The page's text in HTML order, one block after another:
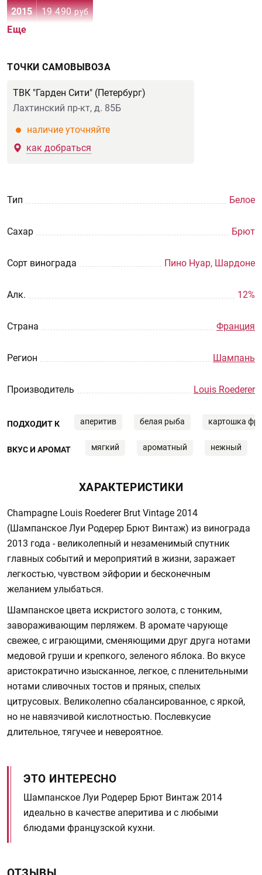
2015 19 490руб
Еще
ТОЧКИ САМОВЫВОЗА
ТВК "Гарден Сити" (Петербург)
Лахтинский пр-кт, д. 85Б
наличие уточняйте
как добраться
Тип Белое
Сахар Брют
Сорт винограда Пино Нуар, Шардоне
Aлк. 12%
Страна Франция
Регион Шампань
Производитель Louis Roederer
ПОДХОДИТ К аперитив белая рыба картошка
ВКУС И АРОМАТ мягкий ароматный нежный
ХАРАКТЕРИСТИКИ
Champagne Louis Roederer Brut Vintage 2014
(Шампанское Луи Родерер Брют Винтаж) из винограда
2013 года - великолепный и незаменимый спутник
главных событий и мероприятий в жизни, заражает
легкостью, чувством эйфории и бесконечным
желанием улыбаться.
Шампанское цвета искристого золота, с тонким,
завораживающим перляжем. В аромате чарующе
свежее, с играющими, сменяющими друг друга нотами
медовой груши и крепкого, зеленого яблока. Во вкусе
аристократично изысканное, легкое, с пленительными
нотами сливочных тостов и пряных, спелых
цитрусовых. Великолепно сбалансированное, с яркой,
но не навязчивой кислотностью. Послевкусие
длительное, тягучее и невероятное.
ЭТО ИНТЕРЕСНО
Шампанское Луи Родерер Брют Винтаж 2014
идеально в качестве аперитива и с любыми
блюдами французской кухни.